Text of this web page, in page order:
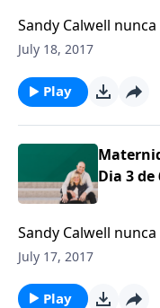
Sandy Calwell
que podía decidir
July 18, 2017
Play
Dia 3 de
Sandy Calwell
que podía decidir
July 17, 2017
Play